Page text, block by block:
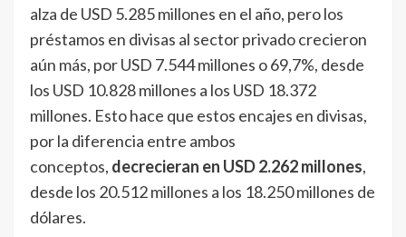
alza de USD 5.285 millones en el año, pero los
préstamos en divisas al sector privado crecieron
aún más, por USD 7.544 millones o 69,7%, desde
los USD 10.828 millones a los USD 18.372
millones. Esto hace que estos encajes en divisas,
por la diferencia entre ambos
conceptos, decrecieran en USD 2.262 millones,
desde los 20.512 millones a los 18.250 millones de
dólares.